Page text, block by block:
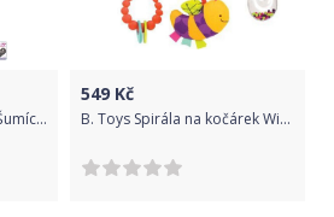
ZAZU Lenochod SVEN - Šumící zvířátko s tlukotem srdce a melodiemi LIMITOVANÁ EDICE
549 Kč
B. Toys Spirála na kočárek Wiggle Wrap